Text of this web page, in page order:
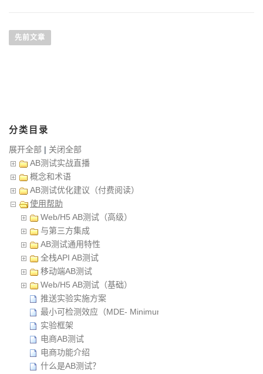
先前文章
分类目录
展开全部 | 关闭全部
AB测试实战直播
概念和术语
AB测试优化建议（付费阅读）
使用帮助
Web/H5 AB测试（高级）
与第三方集成
AB测试通用特性
全栈API AB测试
移动端AB测试
Web/H5 AB测试（基础）
推送实验实施方案
最小可检测效应（MDE- Minimum Detectable Effect）
实验框架
电商AB测试
电商功能介绍
什么是AB测试？